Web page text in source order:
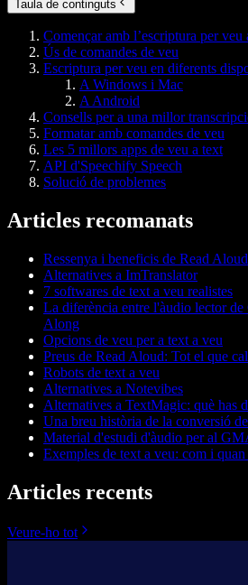
Taula de continguts
Començar amb l’escriptura per
Ús de comandes de veu
Escriptura per veu en diferents
A Windows i Mac
A Android
Consells per a una millor
Formatar amb comandes de veu
Les 5 millors apps de veu a text
API d'Speechify Speech
Solució de problemes
Articles recomanats
Ressenya i beneficis de Read Aloud
Alternatives a ImTranslator
7 softwares de text a veu realistes
La diferència entre l'àudio lector
Along
Opcions de veu per a text a veu
Preus de Read Aloud: Tot el que
Robots de text a veu
Alternatives a Notevibes
Alternatives a TextMagic: què has
Una breu història de la conversió
Material d'estudi d'àudio per al
Exemples de text a veu: com i
Articles recents
Veure-ho tot